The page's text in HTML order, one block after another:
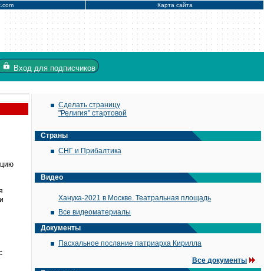
Карта сайта
Вход для подписчиков
Сделать страницу
"Религия" стартовой
Страны
СНГ и Прибалтика
Видео
Ханука-2021 в Москве. Театральная площадь
Все видеоматериалы
Документы
Пасхальное послание патриарха Кирилла
Все документы